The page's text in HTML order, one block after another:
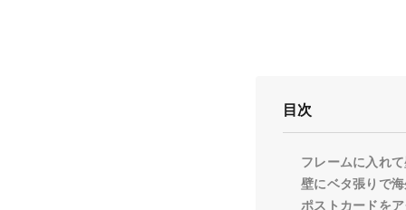
目次
フレームに入れ
壁にベタ張りで
ポストカードを